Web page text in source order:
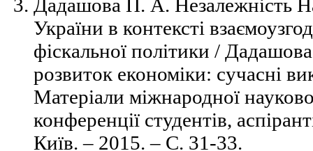
Дадашова П. А. Незалежність
України в контексті
фіскальної політики /
розвиток економіки: сучасні
Матеріали міжнародної
конференції студентів,
Київ. – 2015. – С. 31-33.